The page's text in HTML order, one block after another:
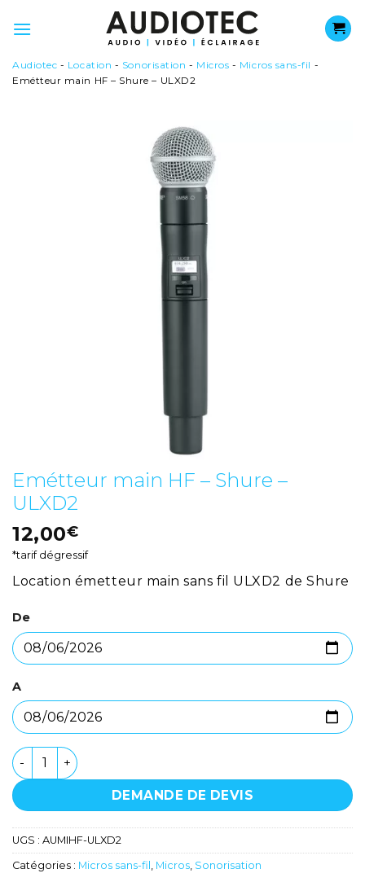
au
Audiotec - Location - Sonorisation - Micros - Micros sans-fil -
Emétteur main HF – Shure – ULXD2
Emétteur main HF – Shure –
ULXD2
12,00€
*tarif dégressif
Location émetteur main sans fil ULXD2 de Shure
De
A
quantité de Emétteur main HF - Shure - ULXD2
DEMANDE DE DEVIS
UGS : AUMIHF-ULXD2
Catégories : Micros sans-fil , Micros, Sonorisation